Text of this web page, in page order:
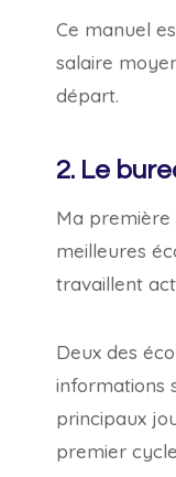
Ce manuel
salaire
départ.
2. Le
Ma première
meilleures
travaillent
Deux des
informations
principaux
premier